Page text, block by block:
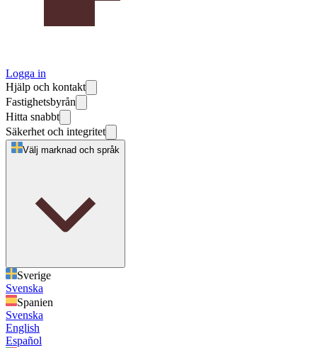
Logga in
Hjälp och kontakt
Fastighetsbyrån
Hitta snabbt
Säkerhet och integritet
Välj marknad och språk
Sverige
Svenska
Spanien
Svenska
English
Español